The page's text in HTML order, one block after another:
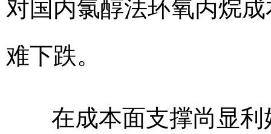
对国内氯醇法环氧丙烷
难下跌。
在成本面支撑尚显利